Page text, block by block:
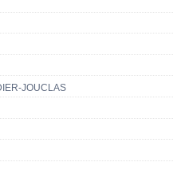
JOUCLAS